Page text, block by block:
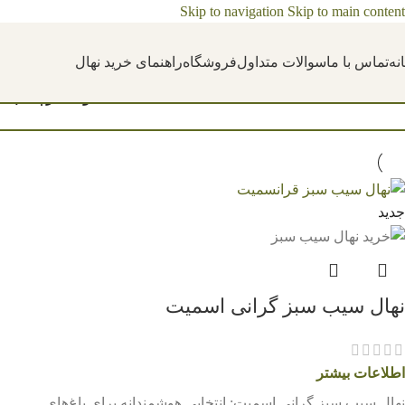
Skip to navigation Skip to main content
تماس با ماسوالات متداولفروشگاهراهنمای خرید نهال
جدید
نهال سیب سبز گرانی اسمیت
اطلاعات بیشتر